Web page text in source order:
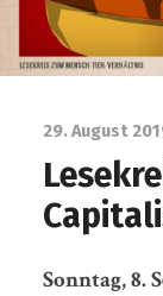
29. August
Sonntag, 8.